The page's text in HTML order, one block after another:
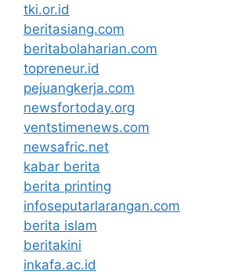
tki.or.id
beritasiang.com
beritabolaharian.com
topreneur.id
pejuangkerja.com
newsfortoday.org
ventstimenews.com
newsafric.net
kabar berita
berita printing
infoseputarlarangan.com
berita islam
beritakini
inkafa.ac.id